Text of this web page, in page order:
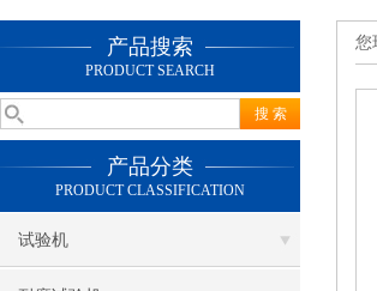
产品搜索
PRODUCT SEARCH
产品分类
PRODUCT CLASSIFICATION
试验机
您